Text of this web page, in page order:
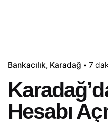
Bankacılık Karadağ 7
Hesabı